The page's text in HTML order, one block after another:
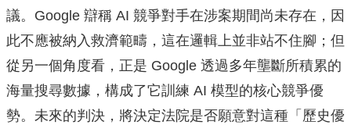
議。Google 辯稱 AI 競爭對手在涉案期間尚未存在，因
此不應被納入救濟範疇，這在邏輯上並非站不住腳；但
從另一個角度看，正是 Google 透過多年壟斷所積累的
海量搜尋數據，構成了它訓練 AI 模型的核心競爭優
勢。未來的判決，將決定法院是否願意對這種「歷史優